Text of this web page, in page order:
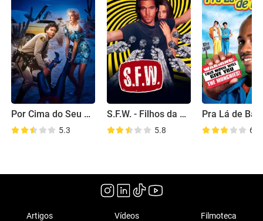
Por Cima do Seu Cadáver
5.3
S.F.W. - Filhos da Violência
5.8
Pra Lá de
6.6
Artigos Vídeos Filmoteca